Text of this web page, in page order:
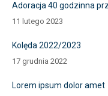
Adoracja 40 godzinna
11 lutego 2023
Kolęda 2022/2023
17 grudnia 2022
Lorem ipsum dolor amet